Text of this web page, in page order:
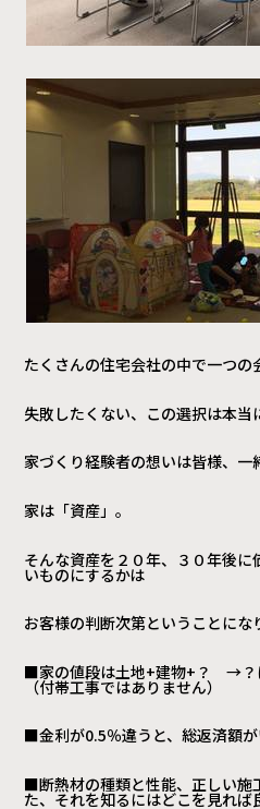
たくさんの住宅会社の中で一つの
失敗したくない、この選択は本当
家づくり経験者の想いは皆様、一
家は「資産」。
そんな資産を２０年、３０年後
いものにするかは
お客様の判断次第ということにな
■家の値段は土地+建物+？ →？
（付帯工事ではありません）
■金利が0.5％違うと、総返済額
■断熱材の種類と性能、正しい施
た、それを知るにはどこを見れば